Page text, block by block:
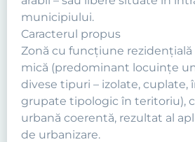
municipiului.
Caracterul propus
Zonă cu funcţiune
mică (predominant locuinţe
divese tipuri – izolate, cuplate,
grupate tipologic în teritoriu),
urbană coerentă, rezultat al
de urbanizare.